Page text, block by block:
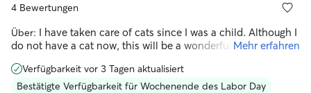
4 Bewertungen
Über: I have taken care of cats since I was a child. Although I
do not have a cat now, this will be a wonderful opportunity
Mehr erfahren
Verfügbarkeit vor 3 Tagen aktualisiert
Bestätigte Verfügbarkeit für Wochenende des Labor Day